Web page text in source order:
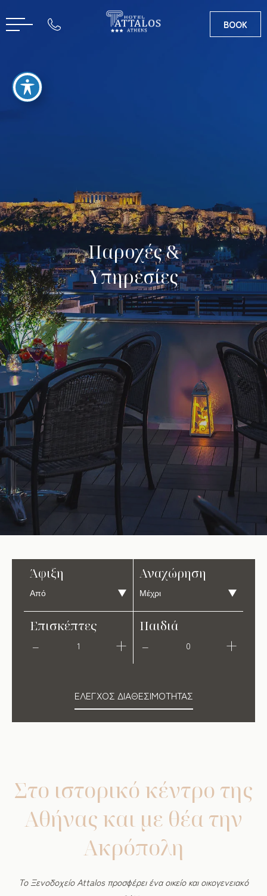
BOOK
Παροχές &
Υπηρεσίες
Άφιξη Αναχώρηση
Επισκέπτες
1
Παιδιά
0
ΈΛΕΓΧΟΣ ΔΙΑΘΕΣΙΜΌΤΗΤΑΣ
Στο ιστορικό κέντρο της
Αθήνας και με θέα την
Ακρόπολη
Το Ξενοδοχείο Attalos προσφέρει ένα οικείο και οικογενειακό